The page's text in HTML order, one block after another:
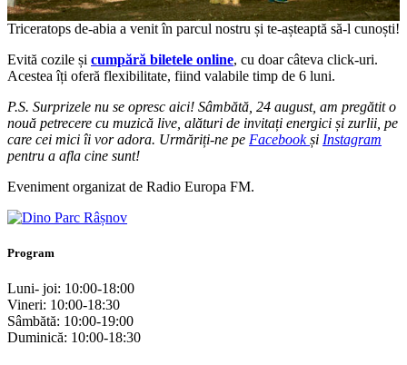
Triceratops de-abia a venit în parcul nostru și te-așteaptă să-l cunoști!
Evită cozile și cumpără biletele online, cu doar câteva click-uri.
Acestea îți oferă flexibilitate, fiind valabile timp de 6 luni.
P.S. Surprizele nu se opresc aici! Sâmbătă, 24 august, am pregătit o
nouă petrecere cu muzică live, alături de invitați energici și zurlii, pe
care cei mici îi vor adora. Urmăriți-ne pe Facebookși Instagram
pentru a afla cine sunt!
Eveniment organizat de Radio Europa FM.
Program
Luni- joi: 10:00-18:00
Vineri: 10:00-18:30
Sâmbătă: 10:00-19:00
Duminică: 10:00-18:30